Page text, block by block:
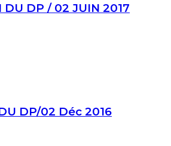
DU DP / 02 JUIN 2017
DP/02 Déc 2016